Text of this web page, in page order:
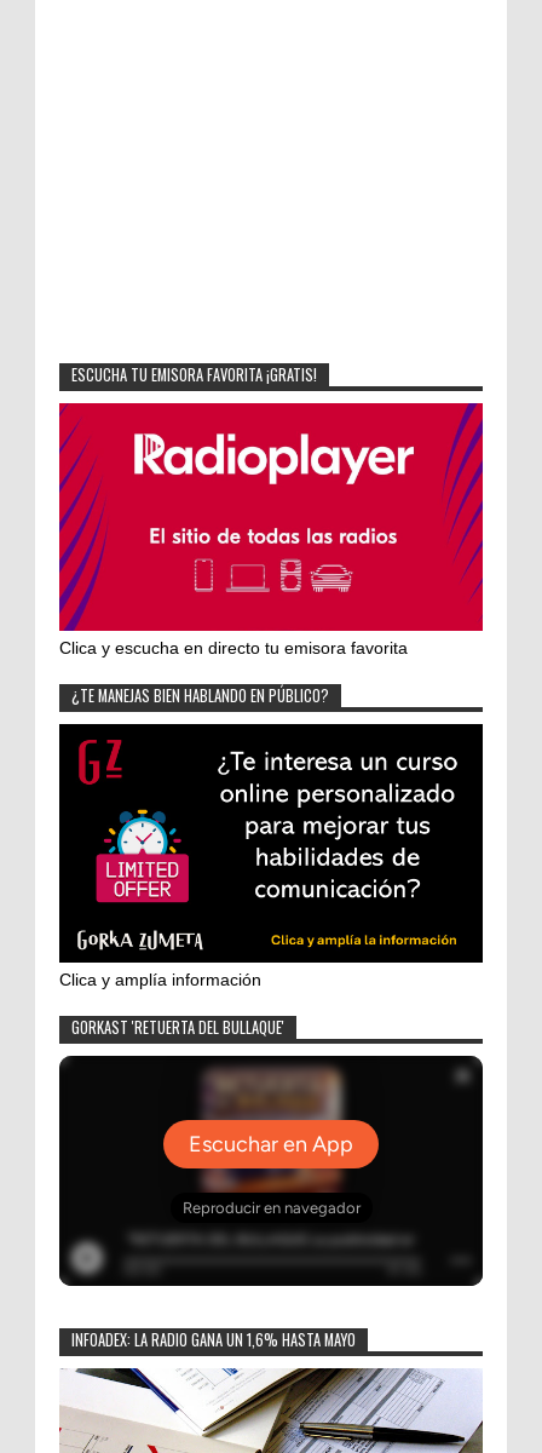
ESCUCHA TU EMISORA FAVORITA ¡GRATIS!
Clica y escucha en directo tu emisora favorita
¿TE MANEJAS BIEN HABLANDO EN PÚBLICO?
Clica y amplía información
GORKAST 'RETUERTA DEL BULLAQUE'
INFOADEX: LA RADIO GANA UN 1,6% HASTA MAYO